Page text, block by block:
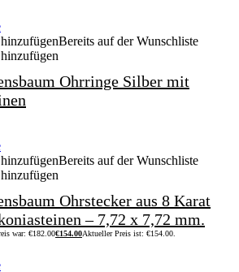
Bereits auf der Wunschliste
Ohrringe Silber mit
Bereits auf der Wunschliste
Ohrstecker aus 8 Karat
– 7,72 x 7,72 mm.
war: €182.00€154.00Aktueller Preis ist: €154.00.